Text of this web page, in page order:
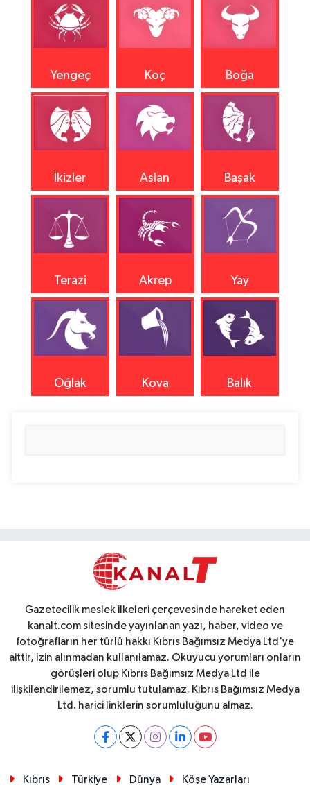
Yengeç Koç Boğa
İkizler Aslan Başak
Terazi Akrep Yay
Oğlak Kova Balık
Gazetecilik meslek ilkeleri çerçevesinde hareket eden
kanalt.com sitesinde yayınlanan yazı, haber, video ve
fotoğrafların her türlü hakkı Kıbrıs Bağımsız Medya Ltd'ye
aittir, izin alınmadan kullanılamaz. Okuyucu yorumları onların
görüşleri olup Kıbrıs Bağımsız Medya Ltd ile
ilişkilendirilemez, sorumlu tutulamaz. Kıbrıs Bağımsız Medya
Ltd. harici linklerin sorumluluğunu almaz.
Kıbrıs Türkiye Dünya Köşe Yazarları